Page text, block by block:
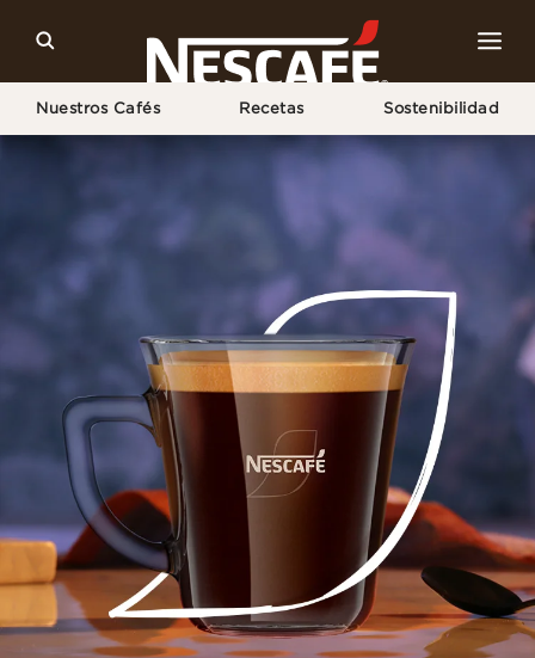
Nuestros Cafés Recetas Sostenibilidad
NESCAFÉ® GOLD